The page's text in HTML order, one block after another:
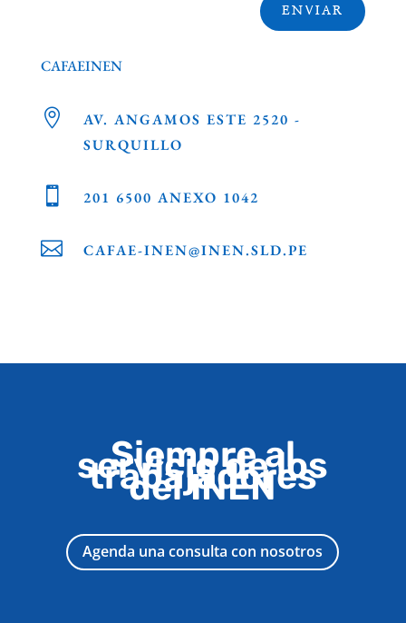
ENVIAR
CAFAEINEN

AV. ANGAMOS ESTE 2520 -
SURQUILLO
 201 6500 ANEXO 1042
 CAFAE-INEN@INEN.SLD.PE
Siempre al
servicio de los
trabajadores
del INEN
Agenda una consulta con nosotros